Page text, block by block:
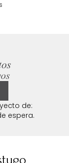
de:
espera.